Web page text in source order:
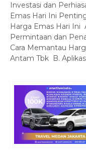
Investasi dan
Emas Hari Ini
Harga Emas Hari Ini
Permintaan dan
Cara Memantau
Antam Tbk B.